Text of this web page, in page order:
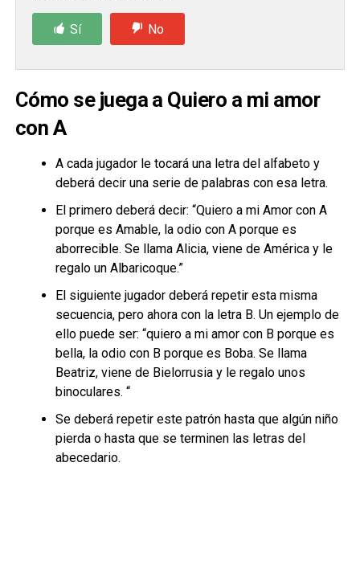
Sí No
Cómo se juega a Quiero a mi amor
con A
A cada jugador le tocará una letra del alfabeto y
deberá decir una serie de palabras con esa letra.
El primero deberá decir: “Quiero a mi Amor con A
porque es Amable, la odio con A porque es
aborrecible. Se llama Alicia, viene de América y le
regalo un Albaricoque.”
El siguiente jugador deberá repetir esta misma
secuencia, pero ahora con la letra B. Un ejemplo de
ello puede ser: “quiero a mi amor con B porque es
bella, la odio con B porque es Boba. Se llama
Beatriz, viene de Bielorrusia y le regalo unos
binoculares. “
Se deberá repetir este patrón hasta que algún niño
pierda o hasta que se terminen las letras del
abecedario.